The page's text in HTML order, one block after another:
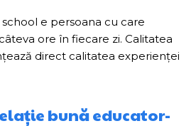
e persoana cu care
ore în fiecare zi. Calitatea
direct calitatea experienței
bună educator-